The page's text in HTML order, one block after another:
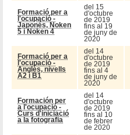
Formació per a
l'ocupació -
Japonés, Noken
5 i Noken 4
del 15
d'octubre
de 2019
fins al 19
de juny de
2020
Formació per a
l'ocupació -
Anglés, nivells
A2 i B1
del 14
d'octubre
de 2019
fins al 4
de juny de
2020
Formación per
a l'ocupació -
Curs d'iniciació
a la fotografia
del 14
d'octubre
de 2019
fins al 10
de febrer
de 2020